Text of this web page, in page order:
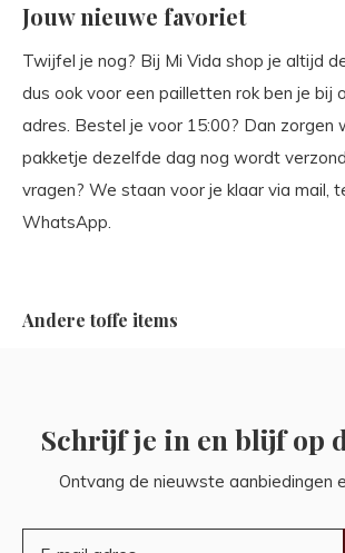
Jouw nieuwe favoriet
Twijfel je nog? Bij Mi Vida shop je altijd
dus ook voor een pailletten rok ben je bij
adres. Bestel je voor 15:00? Dan zorgen
pakketje dezelfde dag nog wordt
vragen? We staan voor je klaar via mail,
WhatsApp.
Andere toffe items
Schrijf je in en blijf op
Ontvang de nieuwste aanbiedingen